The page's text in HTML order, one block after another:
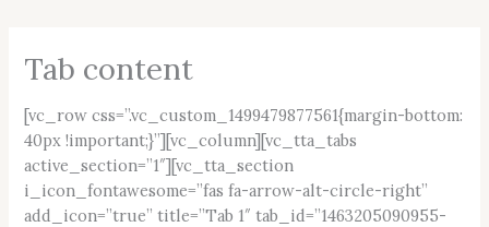
Tab content
[vc_row css=”.vc_custom_1499479877561{margin-bottom:
40px !important;}”][vc_column][vc_tta_tabs
active_section=”1″][vc_tta_section
i_icon_fontawesome=”fas fa-arrow-alt-circle-right”
add_icon=”true” title=”Tab 1″ tab_id=”1463205090955-